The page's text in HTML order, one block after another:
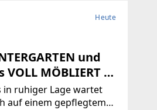
Heute
und
MÖBLIERT in
(St. Pölten)
in ruhiger Lage wartet
auf einem gepflegtem